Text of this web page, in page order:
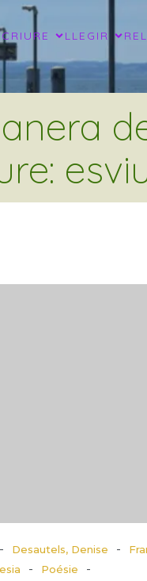
LLEGIR
- Desautels, Denise -
- Poésie -